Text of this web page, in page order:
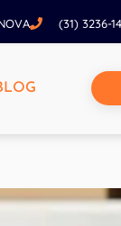
(31) 3236-